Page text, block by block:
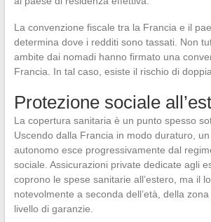
La convenzione fiscale tra la Francia e il
determina dove i redditi sono tassati. Non
ambite dai nomadi hanno firmato una
Francia. In tal caso, esiste il rischio di
Protezione sociale
La copertura sanitaria è un punto spesso
Uscendo dalla Francia in modo duraturo,
autonomo esce progressivamente dal
sociale. Assicurazioni private dedicate agli
coprono le spese sanitarie all’estero, ma il
notevolmente a seconda dell’età, della
livello di garanzie.